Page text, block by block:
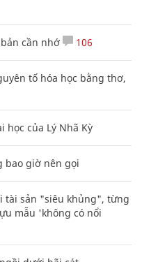
cần nhớ 106
tố hóa học bằng thơ,
của Lý Nhã Kỳ
bao giờ nên gọi
tài sản "siêu khủng", từng
mẫu 'không có nổi